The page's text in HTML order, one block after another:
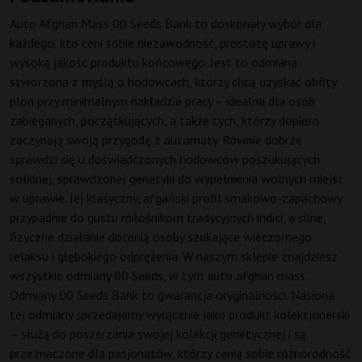
Auto Afghan Mass 00 Seeds Bank to doskonały wybór dla
każdego, kto ceni sobie niezawodność, prostotę uprawy i
wysoką jakość produktu końcowego. Jest to odmiana
stworzona z myślą o hodowcach, którzy chcą uzyskać obfity
plon przy minimalnym nakładzie pracy – idealna dla osób
zabieganych, początkujących, a także tych, którzy dopiero
zaczynają swoją przygodę z automaty. Równie dobrze
sprawdzi się u doświadczonych hodowców poszukujących
solidnej, sprawdzonej genetyki do wypełnienia wolnych miejsc
w uprawie. Jej klasyczny, afgański profil smakowo-zapachowy
przypadnie do gustu miłośnikom tradycyjnych indici, a silne,
fizyczne działanie docenią osoby szukające wieczornego
relaksu i głębokiego odprężenia. W naszym sklepie znajdziesz
wszystkie odmiany 00 Seeds, w tym auto afghan mass.
Odmiany 00 Seeds Bank to gwarancja oryginalności. Nasiona
tej odmiany sprzedajemy wyłącznie jako produkt kolekcjonerski
– służą do poszerzania swojej kolekcji genetycznej i są
przeznaczone dla pasjonatów, którzy cenią sobie różnorodność